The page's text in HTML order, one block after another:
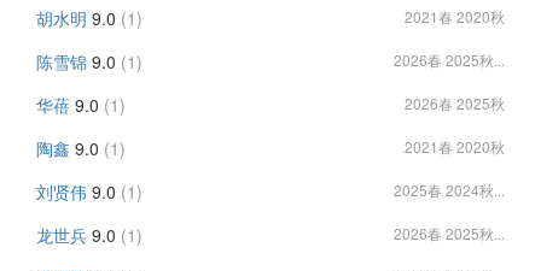
胡水明 9.0 (1) 2021春 2020秋
陈雪锦 9.0 (1) 2026春 2025秋...
华蓓 9.0 (1) 2026春 2025秋
陶鑫 9.0 (1) 2021春 2020秋
刘贤伟 9.0 (1) 2025春 2024秋...
龙世兵 9.0 (1) 2026春 2025秋...